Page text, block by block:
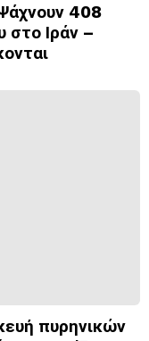
408
στο Ιράν –
πυρηνικών